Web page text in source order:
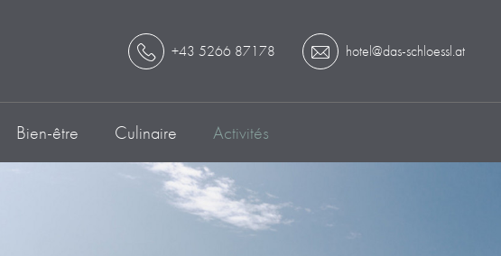
+43 5266 87178 hotel@das-schloessl.at
Bien-être Culinaire Activités